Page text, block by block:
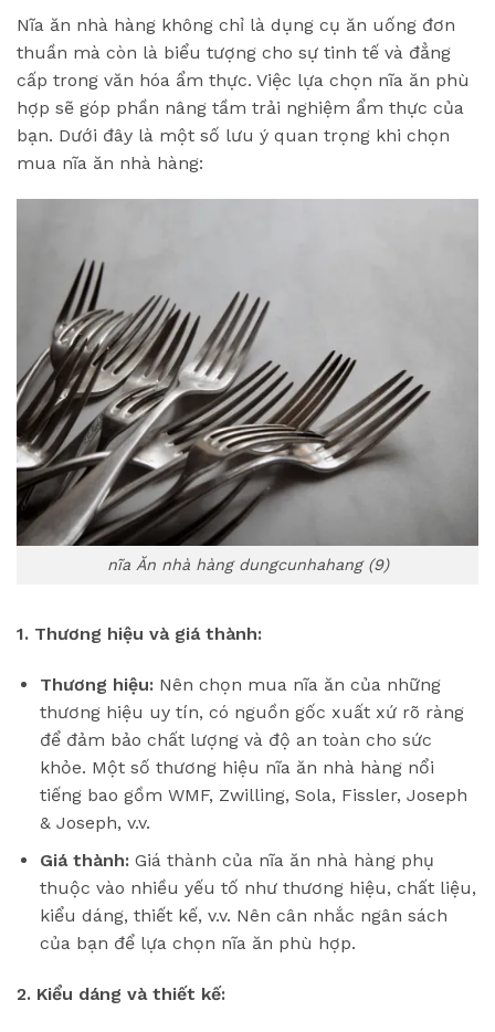
Nĩa ăn nhà hàng không chỉ là dụng cụ ăn uống đơn
thuần mà còn là biểu tượng cho sự tinh tế và đẳng
cấp trong văn hóa ẩm thực. Việc lựa chọn nĩa ăn phù
hợp sẽ góp phần nâng tầm trải nghiệm ẩm thực của
bạn. Dưới đây là một số lưu ý quan trọng khi chọn
mua nĩa ăn nhà hàng:
nĩa Ăn nhà hàng dungcunhahang (9)
1. Thương hiệu và giá thành:
Thương hiệu:Nên chọn mua nĩa ăn của những
thương hiệu uy tín, có nguồn gốc xuất xứ rõ ràng
để đảm bảo chất lượng và độ an toàn cho sức
khỏe. Một số thương hiệu nĩa ăn nhà hàng nổi
tiếng bao gồm WMF, Zwilling, Sola, Fissler, Joseph
& Joseph, v.v.
Giá thành:Giá thành của nĩa ăn nhà hàng phụ
thuộc vào nhiều yếu tố như thương hiệu, chất liệu,
kiểu dáng, thiết kế, v.v. Nên cân nhắc ngân sách
của bạn để lựa chọn nĩa ăn phù hợp.
2. Kiểu dáng và thiết kế: